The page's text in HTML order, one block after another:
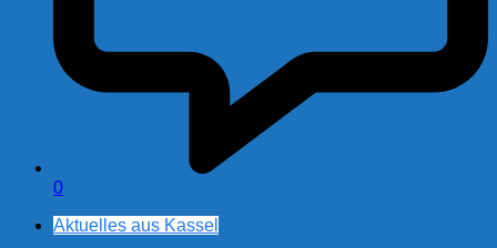
0
Aktuelles aus Kassel